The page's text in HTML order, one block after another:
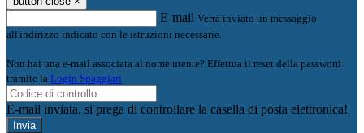
E-mail Verrà inviato un messaggio
all'indirizzo indicato con le istruzioni necessarie.
Non hai una e-mail associata al nome utente? Effettua il reset della password
tramite la Login Spaggiari
E-mail inviata, si prega di controllare la casella di posta elettronica!